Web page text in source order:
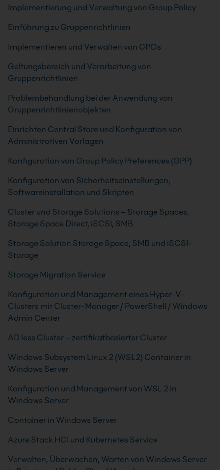
Implementierung und Verwaltung von Group Policy
Einführung zu Gruppenrichtlinien
Implementieren und Verwalten von GPOs
Geltungsbereich und Verarbeitung von
Gruppenrichtlinien
Problembehandlung bei der Anwendung von
Gruppenrichtlinienobjekten
Einrichten Central Store und Konfiguration von
Administrativen Vorlagen
Konfiguration von Group Policy Preferences (GPP)
Konfiguration von Sicherheitseinstellungen,
Softwareinstallation und Skripten
Cluster und Storage Solutions – Storage Spaces,
Storage Space Direct, iSCSI, SMB
Storage Solution Storage Space, SMB und iSCSI-
Storage
Storage Migration Service
Konfiguration und Management eines Hyper-V-
Clusters mit Cluster-Manager / PowerShell / Windows
Admin Center
AD less Cluster – zertifikatbasierter Cluster
Windows Subsystem Linux 2 (WSL2) Container in
Windows Server
Konfiguration und Management von WSL 2 in
Windows Server
Container in Windows Server
Azure Stack HCI und Kubernetes Service
Verwalten, Überwachen, Warten von Windows Server